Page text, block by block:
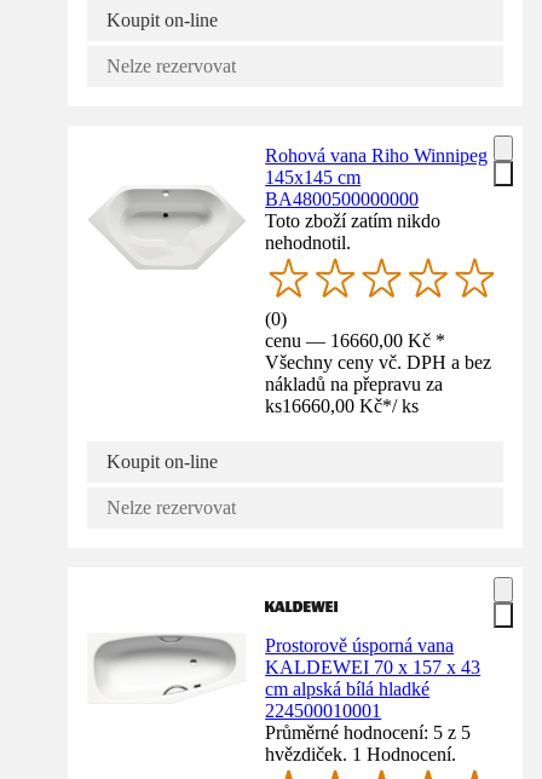
Koupit on-line
Nelze rezervovat
Rohová vana Riho Winnipeg
145x145 cm
BA4800500000000
Toto zboží zatím nikdo
nehodnotil.
(0)
cenu — 16660,00 Kč *
Všechny ceny vč. DPH a bez
nákladů na přepravu za
ks16660,00 Kč*/ ks
Koupit on-line
Nelze rezervovat
Prostorově úsporná vana
KALDEWEI 70 x 157 x 43
cm alpská bílá hladké
224500010001
Průměrné hodnocení: 5 z 5
hvězdiček. 1 Hodnocení.